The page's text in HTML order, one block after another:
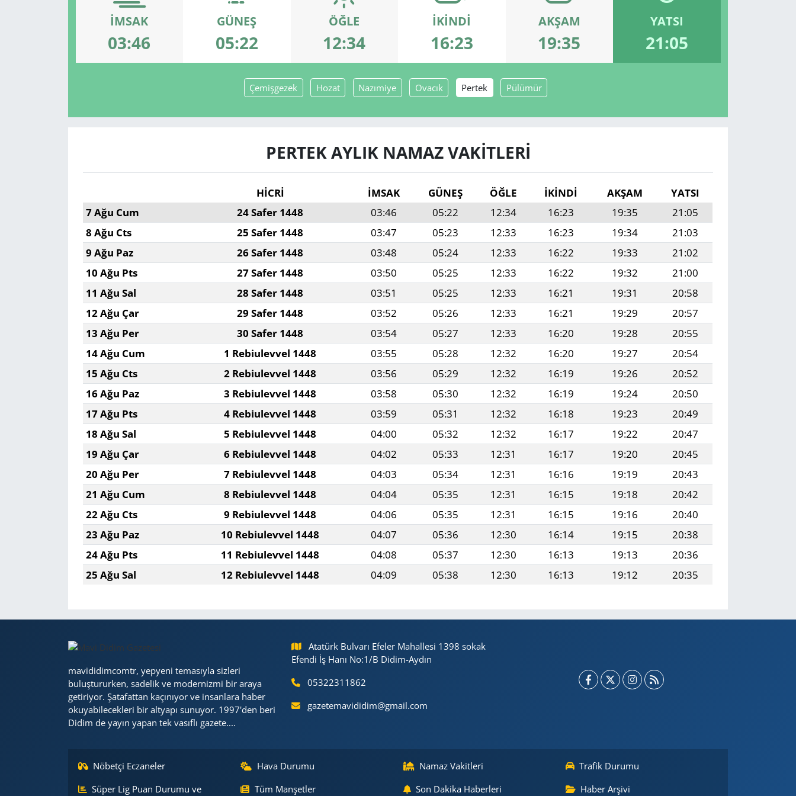
İMSAK
03:46
GÜNEŞ
05:22
ÖĞLE
12:34
İKINDI
16:23
AKŞAM
19:35
YATSI
21:05
Çemişgezek Hozat Nazımiye Ovacık Pertek Pülümür
PERTEK AYLIK NAMAZ VAKITLERI
HİCRİ İMSAK GÜNEŞ ÖĞLE İKINDI AKŞAM
YATSI
7 Ağu Cum
24 Safer 1448 03:46 05:22 12:34 16:23 19:35
21:05
8 Ağu Cts
25 Safer 1448 03:47 05:23 12:33 16:23 19:34
21:03
9 Ağu Paz
26 Safer 1448 03:48 05:24 12:33 16:22 19:33
21:02
10 Ağu Pts
27 Safer 1448 03:50 05:25 12:33 16:22 19:32
21:00
11 Ağu Sal
28 Safer 1448 03:51 05:25 12:33 16:21 19:31
20:58
12 Ağu Çar
29 Safer 1448 03:52 05:26 12:33 16:21 19:29
20:57
13 Ağu Per
30 Safer 1448 03:54 05:27 12:33 16:20 19:28
20:55
14 Ağu Cum
1 Rebiulevvel 1448 03:55 05:28 12:32 16:20 19:27
20:54
15 Ağu Cts
2 Rebiulevvel 1448 03:56 05:29 12:32 16:19 19:26
20:52
16 Ağu Paz
3 Rebiulevvel 1448 03:58 05:30 12:32 16:19 19:24
20:50
17 Ağu Pts
4 Rebiulevvel 1448 03:59 05:31 12:32 16:18 19:23
20:49
18 Ağu Sal
5 Rebiulevvel 1448 04:00 05:32 12:32 16:17 19:22
20:47
19 Ağu Çar
6 Rebiulevvel 1448 04:02 05:33 12:31 16:17 19:20
20:45
20 Ağu Per
7 Rebiulevvel 1448 04:03 05:34 12:31 16:16 19:19
20:43
21 Ağu Cum
8 Rebiulevvel 1448 04:04 05:35 12:31 16:15 19:18
20:42
22 Ağu Cts
9 Rebiulevvel 1448 04:06 05:35 12:31 16:15 19:16
20:40
23 Ağu Paz
10 Rebiulevvel 1448 04:07 05:36 12:30 16:14 19:15
20:38
24 Ağu Pts
11 Rebiulevvel 1448 04:08 05:37 12:30 16:13 19:13
20:36
25 Ağu Sal
12 Rebiulevvel 1448 04:09 05:38 12:30 16:13 19:12 20:35
mavididimcomtr, yepyeni temasıyla sizleri
buluştururken, sadelik ve modernizmi bir araya
getiriyor. Şatafattan kaçınıyor ve insanlara haber
okuyabilecekleri bir altyapı sunuyor. 1997'den beri
Didim de yayın yapan tek vasıflı gazete....
Atatürk Bulvarı Efeler Mahallesi 1398 sokak
Efendi İş Hanı No:1/B Didim-Aydın
05322311862
gazetemavididim@gmail.com
Nöbetçi Eczaneler Hava Durumu Namaz Vakitleri
Trafik Durumu
Süper Lig Puan Durumu ve
Tüm Manşetler Son Dakika Haberleri Haber Arşivi
HABERDE İNSAN
RESMİ İLANLAR